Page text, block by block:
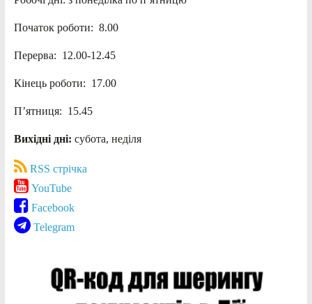
Початок роботи: 8.00
Перерва: 12.00-12.45
Кінець роботи: 17.00
П’ятниця: 15.45
Вихідні дні: субота, неділя
RSS стрічка
YouTube
Facebook
Telegram